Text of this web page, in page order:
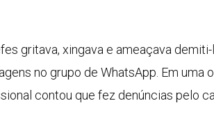
gritava, xingava e ameaçava
no grupo de WhatsApp. Em uma
contou que fez denúncias pelo